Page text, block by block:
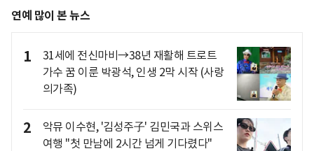
연예 많이 본 뉴스
1
31세에 전신마비→38년 재활해 트로트
가수 꿈 이룬 박광석, 인생 2막 시작 (사랑
의가족)
2
악뮤 이수현, '김성주子' 김민국과 스위스
여행 "첫 만남에 2시간 넘게 기다렸다"